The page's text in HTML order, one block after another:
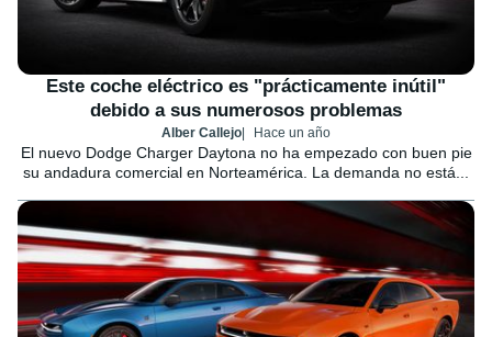
Este coche eléctrico es "prácticamente inútil"
debido a sus numerosos problemas
Alber Callejo Hace un año
El nuevo Dodge Charger Daytona no ha empezado con buen pie
su andadura comercial en Norteamérica. La demanda no está...